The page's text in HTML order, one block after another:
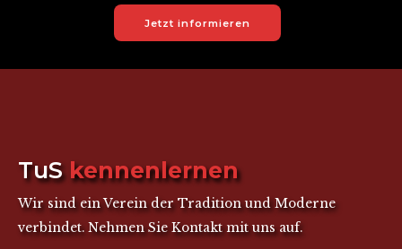
Jetzt informieren
TuS kennenlernen
Wir sind ein Verein der Tradition und Moderne
verbindet. Nehmen Sie Kontakt mit uns auf.